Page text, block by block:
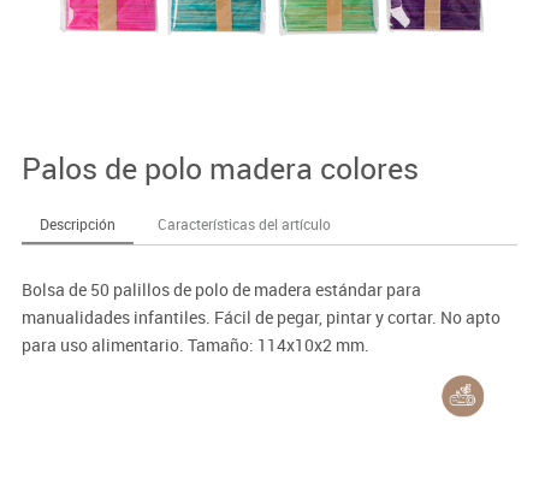
Palos de polo madera colores
Descripción Características del artículo
Bolsa de 50 palillos de polo de madera estándar para
manualidades infantiles. Fácil de pegar, pintar y cortar. No apto
para uso alimentario. Tamaño: 114x10x2 mm.